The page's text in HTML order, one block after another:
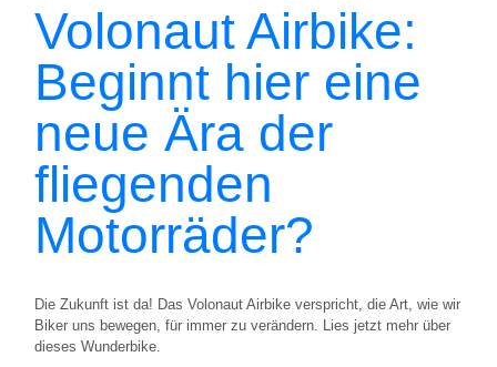
Volonaut Airbike:
Beginnt hier eine
neue Ära der
fliegenden
Motorräder?
Die Zukunft ist da! Das Volonaut Airbike verspricht, die Art, wie wir
Biker uns bewegen, für immer zu verändern. Lies jetzt mehr über
dieses Wunderbike.